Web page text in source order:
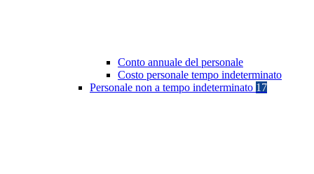
Conto annuale del personale
Costo personale tempo indeterminato
Personale non a tempo indeterminato 17